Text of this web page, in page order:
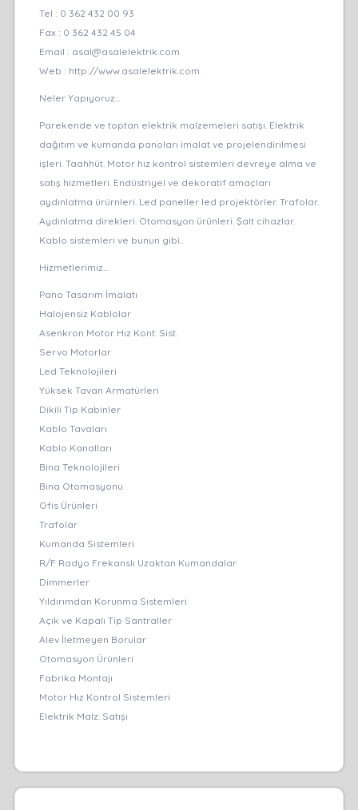
Tel : 0 362 432 00 93
Fax : 0 362 432 45 04
Email : asal@asalelektrik.com
Web : http://www.asalelektrik.com
Neler Yapıyoruz...
Parekende ve toptan elektrik malzemeleri satışı. Elektrik
dağıtım ve kumanda panoları imalat ve projelendirilmesi
işleri. Taahhüt. Motor hız kontrol sistemleri devreye alma ve
satış hizmetleri. Endüstriyel ve dekoratif amaçları
aydınlatma ürürnleri. Led paneller led projektörler. Trafolar.
Aydınlatma direkleri. Otomasyon ürünleri. Şalt cihazlar.
Kablo sistemleri ve bunun gibi..
Hizmetlerimiz...
Pano Tasarım İmalatı
Halojensiz Kablolar
Asenkron Motor Hız Kont. Sist.
Servo Motorlar
Led Teknolojileri
Yüksek Tavan Armatürleri
Dikili Tip Kabinler
Kablo Tavaları
Kablo Kanalları
Bina Teknolojileri
Bina Otomasyonu
Ofis Ürünleri
Trafolar
Kumanda Sistemleri
R/F Radyo Frekanslı Uzaktan Kumandalar
Dimmerler
Yıldırımdan Korunma Sistemleri
Açık ve Kapalı Tip Santraller
Alev İletmeyen Borular
Otomasyon Ürünleri
Fabrika Montajı
Motor Hız Kontrol Sistemleri
Elektrik Malz. Satışı